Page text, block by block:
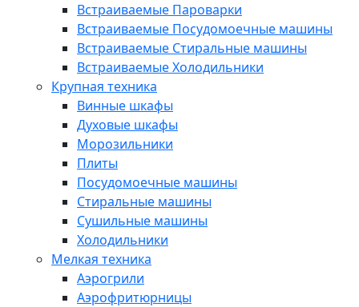
Встраиваемые Пароварки
Встраиваемые Посудомоечные машины
Встраиваемые Стиральные машины
Встраиваемые Холодильники
Крупная техника
Винные шкафы
Духовые шкафы
Морозильники
Плиты
Посудомоечные машины
Стиральные машины
Сушильные машины
Холодильники
Мелкая техника
Аэрогрили
Аэрофритюрницы